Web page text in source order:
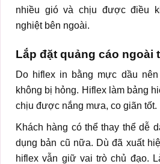
nhiều gió và chịu được điều
nghiệt bên ngoài.
Lắp đặt quảng cáo ngoài
Do hiflex in bằng mực dầu
không bị hỏng. Hiflex làm bảng
chịu được nắng mưa, co giãn tốt.
Khách hàng có thể thay thể dễ
dụng bản cũ nữa. Dù đã xuất
hiflex vẫn giữ vai trò chủ đạo.